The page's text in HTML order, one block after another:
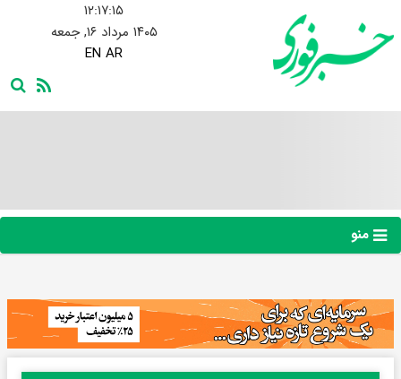
۱۲:۱۷:۱۷
۱۴۰۵ مرداد ۱۶, جمعه
EN AR
منو